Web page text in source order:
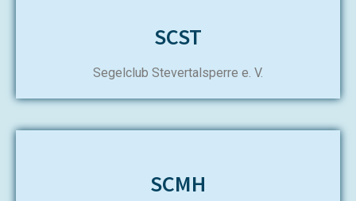
SCST
Segelclub Stevertalsperre e. V.
SCMH